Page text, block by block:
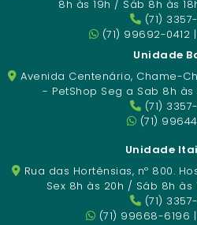
8h às 19h / Sáb 8h às
(71)
(71) 99692-0412
Unidade
Avenida Centenário, Chame-
- PetShop Seg a Sab 8h às
(71)
(71)
Unidade
Rua das Hortênsias, nº 800.
Sex 8h às 20h / Sáb 8h às
(71)
(71) 99668-6196